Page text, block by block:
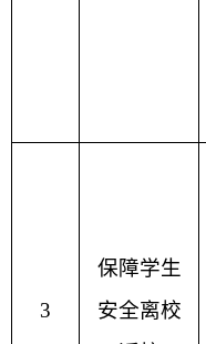
3
保障学生
安全离校